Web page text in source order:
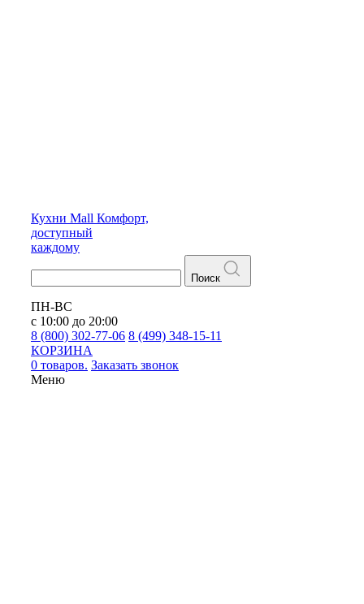
Кухни Mall Комфорт,
доступный
каждому
Поиск
ПН-ВС
с 10:00 до 20:00
8 (800) 302-77-06 8 (499) 348-15-11
КОРЗИНА
0 товаров. Заказать звонок
Меню